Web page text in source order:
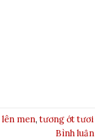
men,tương ớt tươi
Bình luận